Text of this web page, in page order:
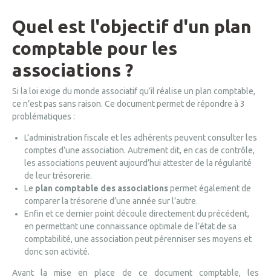
Quel est l'objectif d'un plan
comptable pour les
associations ?
Si la loi exige du monde associatif qu’il réalise un plan comptable,
ce n’est pas sans raison. Ce document permet de répondre à 3
problématiques :
L’administration fiscale et les adhérents peuvent consulter les
comptes d’une association. Autrement dit, en cas de contrôle,
les associations peuvent aujourd’hui attester de la régularité
de leur trésorerie.
Le plan comptable des associationspermet également de
comparer la trésorerie d’une année sur l’autre.
Enfin et ce dernier point découle directement du précédent,
en permettant une connaissance optimale de l’état de sa
comptabilité, une association peut pérenniser ses moyens et
donc son activité.
Avant la mise en place de ce document comptable, les